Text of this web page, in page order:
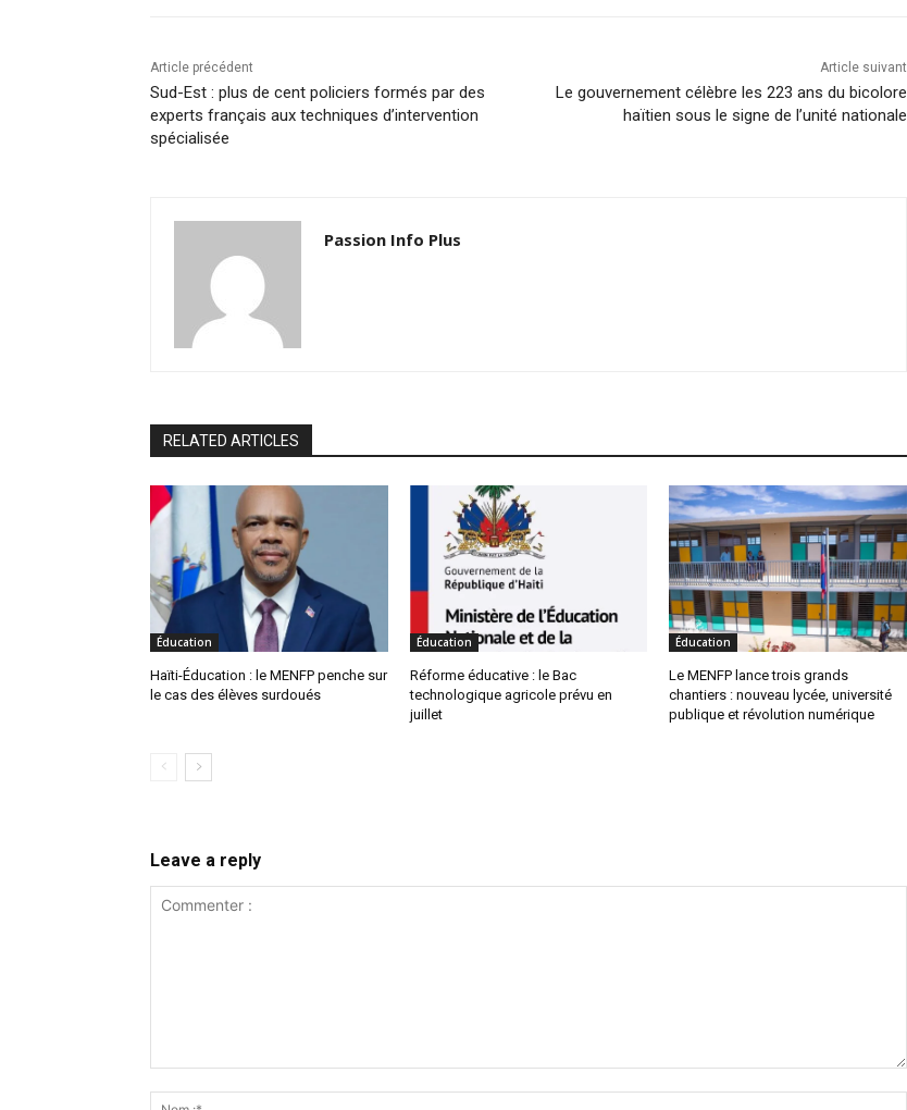
Article précédent
Sud-Est : plus de cent policiers formés par des
experts français aux techniques d’intervention
spécialisée
Article suivant
Le gouvernement célèbre les 223 ans du bicolore
haïtien sous le signe de l’unité nationale
Passion Info Plus
RELATED ARTICLES
Éducation
Haïti-Éducation : le MENFP penche sur
le cas des élèves surdoués
Éducation
Réforme éducative : le Bac
technologique agricole prévu en
juillet
Éducation
Le MENFP lance trois grands
chantiers : nouveau lycée, université
publique et révolution numérique
Leave a reply